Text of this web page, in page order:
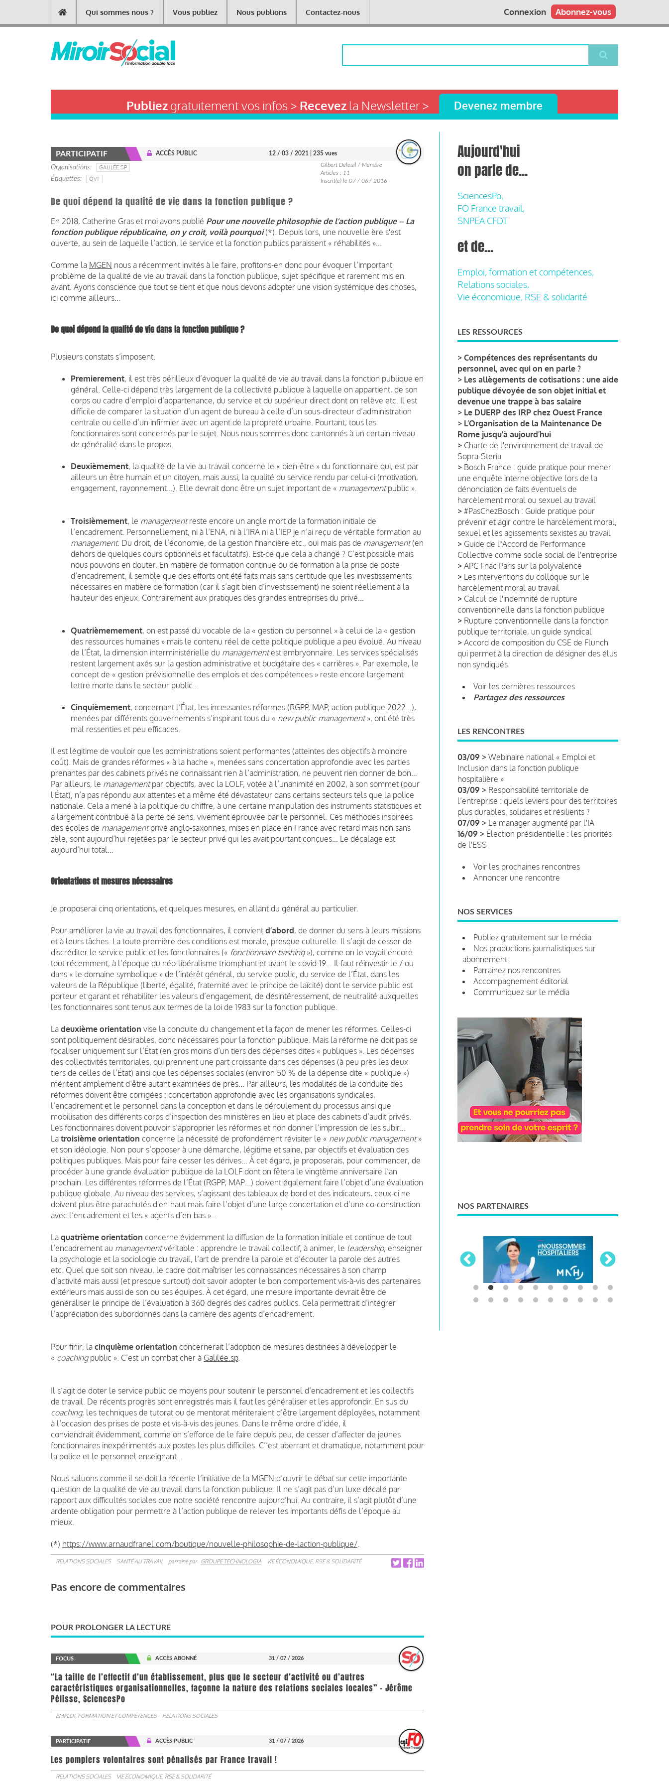
contenu
Main
navigation
Qui sommes nous ? Vous publiez Nous publions Contactez-nous Abonnez-vous
Connexion
Publiezgratuitement vos infos > Recevezla Newsletter > Devenez membre
PARTICIPATIF ACCÈS PUBLIC 12 / 03 / 2021 | 235 vues
Organisations
GALILÉE.SP
Étiquettes
QVT
Gilbert Deleuil / Membre
Articles : 11
Inscrit(e) le 07 / 06 / 2016
De quoi dépend la qualité de vie dans la fonction publique ?
En 2018, Catherine Gras et moi avons publié Pour une nouvelle philosophie de l’action publique – La
fonction publique républicaine, on y croit, voilà pourquoi(*). Depuis lors, une nouvelle ère s'est
ouverte, au sein de laquelle l’action, le service et la fonction publics paraissent « réhabilités »…
Comme la MGEN nous a récemment invités à le faire, profitons-en donc pour évoquer l’important
problème de la qualité de vie au travail dans la fonction publique, sujet spécifique et rarement mis en
avant. Ayons conscience que tout se tient et que nous devons adopter une vision systémique des choses,
ici comme ailleurs…
De quoi dépend la qualité de vie dans la fonction publique ?
Plusieurs constats s’imposent.
Premierement, il est très périlleux d’évoquer la qualité de vie au travail dans la fonction publique en
général. Celle-ci dépend très largement de la collectivité publique à laquelle on appartient, de son
corps ou cadre d’emploi d’appartenance, du service et du supérieur direct dont on relève etc. Il est
difficile de comparer la situation d’un agent de bureau à celle d’un sous-directeur d’administration
centrale ou celle d’un infirmier avec un agent de la propreté urbaine. Pourtant, tous les
fonctionnaires sont concernés par le sujet. Nous nous sommes donc cantonnés à un certain niveau
de généralité dans le propos.
Deuxièmement, la qualité de la vie au travail concerne le « bien-être » du fonctionnaire qui, est par
ailleurs un être humain et un citoyen, mais aussi, la qualité du service rendu par celui-ci (motivation,
engagement, rayonnement…). Elle devrait donc être un sujet important de « managementpublic ».
Troisièmement, le managementreste encore un angle mort de la formation initiale de
l’encadrement. Personnellement, ni à l’ENA, ni à l’IRA ni à l’IEP je n’ai reçu de véritable formation au
management. Du droit, de l’économie, de la gestion financière etc., oui mais pas de management(en
dehors de quelques cours optionnels et facultatifs). Est-ce que cela a changé ? C’est possible mais
nous pouvons en douter. En matière de formation continue ou de formation à la prise de poste
d’encadrement, il semble que des efforts ont été faits mais sans certitude que les investissements
nécessaires en matière de formation (car il s’agit bien d’investissement) ne soient réellement à la
hauteur des enjeux. Contrairement aux pratiques des grandes entreprises du privé…
Quatrièmemement, on est passé du vocable de la « gestion du personnel » à celui de la « gestion
des ressources humaines » mais le contenu réel de cette politique publique a peu évolué. Au niveau
de l’État, la dimension interministérielle du managementest embryonnaire. Les services spécialisés
restent largement axés sur la gestion administrative et budgétaire des « carrières ». Par exemple, le
concept de « gestion prévisionnelle des emplois et des compétences » reste encore largement
lettre morte dans le secteur public…
Cinquièmement, concernant l’État, les incessantes réformes (RGPP, MAP, action publique 2022…),
menées par différents gouvernements s’inspirant tous du « new public management», ont été très
mal ressenties et peu efficaces.
Il est légitime de vouloir que les administrations soient performantes (atteintes des objectifs à moindre
coût). Mais de grandes réformes « à la hache », menées sans concertation approfondie avec les parties
prenantes par des cabinets privés ne connaissant rien à l’administration, ne peuvent rien donner de bon…
Par ailleurs, le managementpar objectifs, avec la LOLF, votée à l’unanimité en 2002, à son sommet (pour
l'État), n’a pas répondu aux attentes et a même été dévastateur dans certains secteurs tels que la police
nationale. Cela a mené à la politique du chiffre, à une certaine manipulation des instruments statistiques et
a largement contribué à la perte de sens, vivement éprouvée par le personnel. Ces méthodes inspirées
des écoles de managementprivé anglo-saxonnes, mises en place en France avec retard mais non sans
zèle, sont aujourd’hui rejetées par le secteur privé qui les avait pourtant conçues… Le décalage est
aujourd’hui total…
Orientations et mesures nécessaires
Je proposerai cinq orientations, et quelques mesures, en allant du général au particulier.
Pour améliorer la vie au travail des fonctionnaires, il convient d’abord, de donner du sens à leurs missions
et à leurs tâches. La toute première des conditions est morale, presque culturelle. Il s’agit de cesser de
discréditer le service public et les fonctionnaires (« fonctionnaire bashing»), comme on le voyait encore
tout récemment, à l’époque du néo-libéralisme triomphant et avant le covid-19… Il faut réinvestir le / ou
dans « le domaine symbolique » de l’intérêt général, du service public, du service de l’État, dans les
valeurs de la République (liberté, égalité, fraternité avec le principe de laïcité) dont le service public est
porteur et garant et réhabiliter les valeurs d’engagement, de désintéressement, de neutralité auxquelles
les fonctionnaires sont tenus aux termes de la loi de 1983 sur la fonction publique.
La deuxième orientation vise la conduite du changement et la façon de mener les réformes. Celles-ci
sont politiquement désirables, donc nécessaires pour la fonction publique. Mais la réforme ne doit pas se
focaliser uniquement sur l’État (en gros moins d’un tiers des dépenses dites « publiques ». Les dépenses
des collectivités territoriales, qui prennent une part croissante dans ces dépenses (à peu près les deux
tiers de celles de l’État) ainsi que les dépenses sociales (environ 50 % de la dépense dite « publique »)
méritent amplement d’être autant examinées de près… Par ailleurs, les modalités de la conduite des
réformes doivent être corrigées : concertation approfondie avec les organisations syndicales,
l’encadrement et le personnel dans la conception et dans le déroulement du processus ainsi que
mobilisation des différents corps d’inspection des ministères en lieu et place des cabinets d’audit privés.
Les fonctionnaires doivent pouvoir s’approprier les réformes et non donner l’impression de les subir…
La troisième orientation concerne la nécessité de profondément révisiter le « new public management»
et son idéologie. Non pour s’opposer à une démarche, légitime et saine, par objectifs et évaluation des
politiques publiques. Mais pour faire cesser les dérives… À cet égard, je proposerais, pour commencer, de
procéder à une grande évaluation publique de la LOLF dont on fêtera le vingtème anniversaire l’an
prochain. Les différentes réformes de l’État (RGPP, MAP…) doivent également faire l’objet d’une évaluation
publique globale. Au niveau des services, s’agissant des tableaux de bord et des indicateurs, ceux-ci ne
doivent plus être parachutés d'en-haut mais faire l’objet d’une large concertation et d’une co-construction
avec l’encadrement et les « agents d’en-bas »…
La quatrième orientation concerne évidemment la diffusion de la formation initiale et continue de tout
l’encadrement au managementvéritable : apprendre le travail collectif, à animer, le leadership, enseigner
la psychologie et la sociologie du travail, l’art de prendre la parole et d’écouter la parole des autres
etc. Quel que soit son niveau, le cadre doit maîtriser les connaissances nécessaires à son champ
d’activité mais aussi (et presque surtout) doit savoir adopter le bon comportement vis-à-vis des partenaires
extérieurs mais aussi de son ou ses équipes. À cet égard, une mesure importante devrait être de
généraliser le principe de l’évaluation à 360 degrés des cadres publics. Cela permettrait d’intégrer
l’appréciation des subordonnés dans la carrière des agents d’encadrement.
Pour finir, la cinquième orientation concernerait l’adoption de mesures destinées à développer le
« coachingpublic ». C’est un combat cher à Galilée.sp.
Il s’agit de doter le service public de moyens pour soutenir le personnel d’encadrement et les collectifs
de travail. De récents progrès sont enregistrés mais il faut les généraliser et les approfondir. En sus du
coaching, les techniques de tutorat ou de mentorat mériteraient d’être largement déployées, notamment
à l’occasion des prises de poste et vis-à-vis des jeunes. Dans le même ordre d’idée, il
conviendrait évidemment, comme on s’efforce de le faire depuis peu, de cesser d’affecter de jeunes
fonctionnaires inexpérimentés aux postes les plus difficiles. C’’est aberrant et dramatique, notamment pour
la police et le personnel enseignant…
Nous saluons comme il se doit la récente l’initiative de la MGEN d’ouvrir le débat sur cette importante
question de la qualité de vie au travail dans la fonction publique. Il ne s’agit pas d’un luxe décalé par
rapport aux difficultés sociales que notre société rencontre aujourd’hui. Au contraire, il s’agit plutôt d’une
ardente obligation pour permettre à l’action publique de relever les importants défis de l’époque au
mieux.
(*) https://www.arnaudfranel.com/boutique/nouvelle-philosophie-de-laction-publique/
RELATIONS SOCIALES SANTÉ AU TRAVAIL parrainé par GROUPE TECHNOLOGIA VIE ÉCONOMIQUE, RSE & SOLIDARITÉ
Pas encore de commentaires
POUR PROLONGER LA LECTURE
FOCUS ACCÈS ABONNÉ 31 / 07 / 2026
“La taille de l’effectif d’un établissement, plus que le secteur d’activité ou d’autres
caractéristiques organisationnelles, façonne la nature des relations sociales locales” - Jérôme
Pélisse, SciencesPo
EMPLOI, FORMATION ET COMPÉTENCES RELATIONS SOCIALES
PARTICIPATIF ACCÈS PUBLIC 31 / 07 / 2026
Les pompiers volontaires sont pénalisés par France travail !
RELATIONS SOCIALES VIE ÉCONOMIQUE, RSE & SOLIDARITÉ
Aujourd'hui
on parle de...
SciencesPo,
FO France travail,
SNPEA CFDT
et de...
Emploi, formation et compétences,
Relations sociales,
Vie économique, RSE & solidarité
LES RESSOURCES
> Compétences des représentants du
personnel, avec qui on en parle ?
> Les allègements de cotisations : une aide
publique dévoyée de son objet initial et
devenue une trappe à bas salaire
> Le DUERP des IRP chez Ouest France
> L’Organisation de la Maintenance De
Rome jusqu’à aujourd’hui
> Charte de l'environnement de travail de
Sopra-Steria
> Bosch France : guide pratique pour mener
une enquête interne objective lors de la
dénonciation de faits éventuels de
harcèlement moral ou sexuel au travail
> #PasChezBosch : Guide pratique pour
prévenir et agir contre le harcèlement moral,
sexuel et les agissements sexistes au travail
> Guide de lʼAccord de Performance
Collective comme socle social de l'entreprise
> APC Fnac Paris sur la polyvalence
> Les interventions du colloque sur le
harcèlement moral au travail
> Calcul de l'indemnité de rupture
conventionnelle dans la fonction publique
> Rupture conventionnelle dans la fonction
publique territoriale, un guide syndical
> Accord de composition du CSE de Flunch
qui permet à la direction de désigner des élus
non syndiqués
Voir les dernières ressources
Partagez des ressources
LES RENCONTRES
03/09 > Webinaire national « Emploi et
Inclusion dans la fonction publique
hospitalière »
03/09 > Responsabilité territoriale de
l’entreprise : quels leviers pour des territoires
plus durables, solidaires et résilients ?
07/09 > Le manager augmenté par l'IA
16/09 > Élection présidentielle : les priorités
de l'ESS
Voir les prochaines rencontres
Annoncer une rencontre
NOS SERVICES
Publiez gratuitement sur le média
Nos productions journalistiques sur
abonnement
Parrainez nos rencontres
Accompagnement éditorial
Communiquez sur le média
NOS PARTENAIRES